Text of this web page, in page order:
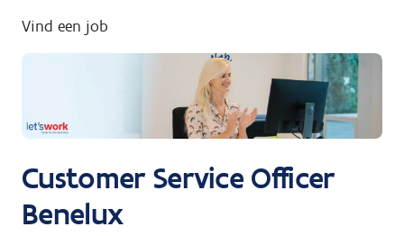
u
g
a
r
Vind een job
Customer Service Officer
Benelux